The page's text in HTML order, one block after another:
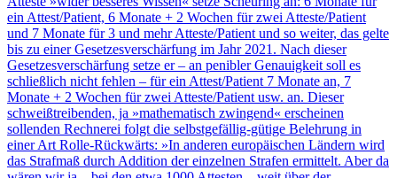
ein Attest/Patient, 6 Monate + 2 Wochen für zwei Atteste/Patient
und 7 Monate für 3 und mehr Atteste/Patient und so weiter, das gelte
bis zu einer Gesetzesverschärfung im Jahr 2021. Nach dieser
Gesetzesverschärfung setze er – an penibler Genauigkeit soll es
schließlich nicht fehlen – für ein Attest/Patient 7 Monate an, 7
Monate + 2 Wochen für zwei Atteste/Patient usw. an. Dieser
schweißtreibenden, ja »mathematisch zwingend« erscheinen
sollenden Rechnerei folgt die selbstgefällig-gütige Belehrung in
einer Art Rolle-Rückwärts: »In anderen europäischen Ländern wird
das Strafmaß durch Addition der einzelnen Strafen ermittelt. Aber da